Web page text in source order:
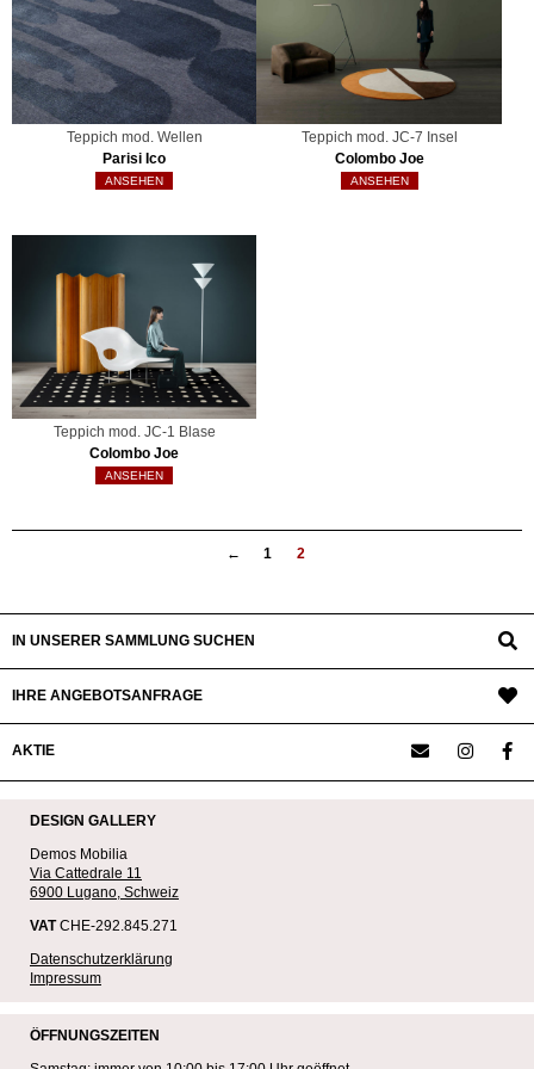
Teppich mod. Wellen
Parisi Ico
ANSEHEN
Teppich mod. JC-7 Insel
Colombo Joe
ANSEHEN
Teppich mod. JC-1 Blase
Colombo Joe
ANSEHEN
← 1 2
IN UNSERER SAMMLUNG SUCHEN
IHRE ANGEBOTSANFRAGE
AKTIE
DESIGN GALLERY
Demos Mobilia
Via Cattedrale 11
6900 Lugano, Schweiz
VATCHE-292.845.271
Datenschutzerklärung
Impressum
ÖFFNUNGSZEITEN